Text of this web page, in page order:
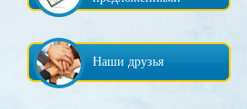
Наши друзья